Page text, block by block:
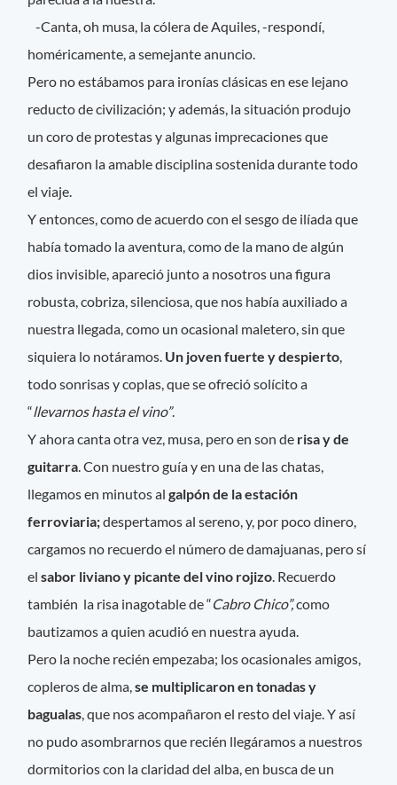
-Canta, oh musa, la cólera de Aquiles, -respondí,
homéricamente, a semejante anuncio.
Pero no estábamos para ironías clásicas en ese lejano
reducto de civilización; y además, la situación produjo
un coro de protestas y algunas imprecaciones que
desafiaron la amable disciplina sostenida durante todo
el viaje.
Y entonces, como de acuerdo con el sesgo de ilíada que
había tomado la aventura, como de la mano de algún
dios invisible, apareció junto a nosotros una figura
robusta, cobriza, silenciosa, que nos había auxiliado a
nuestra llegada, como un ocasional maletero, sin que
siquiera lo notáramos. Un joven fuerte y despierto
todo sonrisas y coplas, que se ofreció solícito a
“llevarnos hasta el vino”.
Y ahora canta otra vez, musa, pero en son de risa y de
guitarra . Con nuestro guía y en una de las chatas,
llegamos en minutos algalpón de la estación
ferroviaria;despertamos al sereno, y, por poco dinero,
cargamos no recuerdo el número de damajuanas, pero sí
elsabor liviano y picante del vino rojizo . Recuerdo
también la risa inagotable de “Cabro Chico”,como
bautizamos a quien acudió en nuestra ayuda.
Pero la noche recién empezaba; los ocasionales amigos,
copleros de alma, se multiplicaron en tonadas y
bagualas , que nos acompañaron el resto del viaje. Y así
no pudo asombrarnos que recién llegáramos a nuestros
dormitorios con la claridad del alba, en busca de un